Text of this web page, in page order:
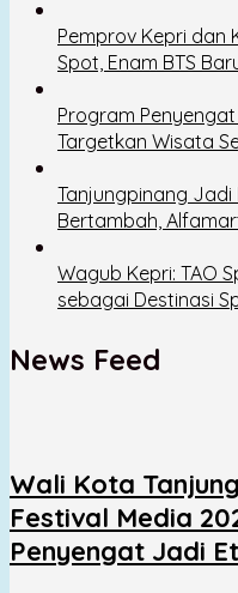
Pemprov Kepri dan
Spot, Enam BTS
Program
Targetkan Wisata
Tanjungpinang Jadi
Bertambah,
Wagub Kepri: TAO
sebagai Destinasi
News Feed
Wali Kota
Festival Media
Penyengat Jadi